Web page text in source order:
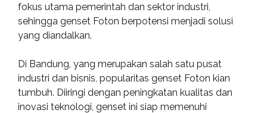
fokus utama pemerintah dan sektor industri,
sehingga genset Foton berpotensi menjadi solusi
yang diandalkan.
Di Bandung, yang merupakan salah satu pusat
industri dan bisnis, popularitas genset Foton kian
tumbuh. Diiringi dengan peningkatan kualitas dan
inovasi teknologi, genset ini siap memenuhi